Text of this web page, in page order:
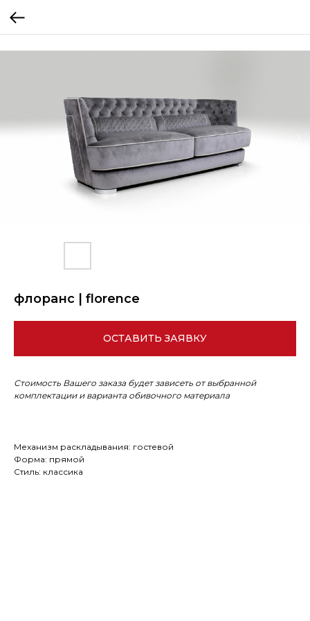
флоранс | florence
ОСТАВИТЬ ЗАЯВКУ
Стоимость Вашего заказа будет зависеть от выбранной
комплектации и варианта обивочного материала
Механизм раскладывания: гостевой
Форма: прямой
Стиль: классика